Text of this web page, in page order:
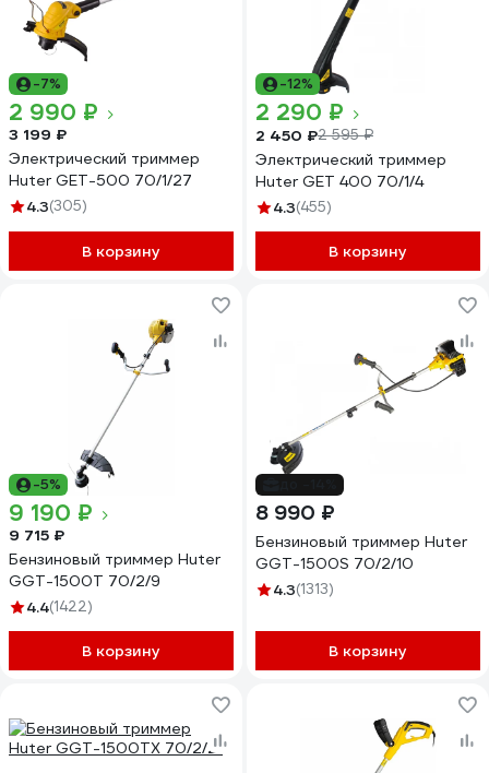
-7%
2 990 ₽
3 199 ₽
Электрический триммер
Huter GET-500 70/1/27
4.3(305)
В корзину
-12%
2 290 ₽
2 450 ₽2 595 ₽
Электрический триммер
Huter GET 400 70/1/4
4.3(455)
В корзину
-5%
9 190 ₽
9 715 ₽
Бензиновый триммер Huter
GGT-1500T 70/2/9
4.4(1422)
В корзину
8 990 ₽
Бензиновый триммер Huter
GGT-1500S 70/2/10
4.3(1313)
В корзину